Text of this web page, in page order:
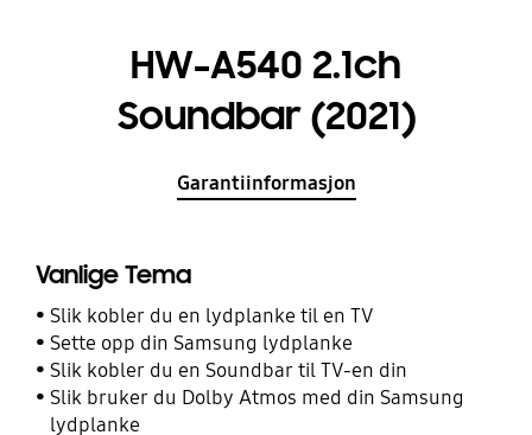
HW-A540 2.1ch
Soundbar (2021)
Garantiinformasjon
Vanlige Tema
Slik kobler du en lydplanke til en TV
Sette opp din Samsung lydplanke
Slik kobler du en Soundbar til TV-en din
Slik bruker du Dolby Atmos med din Samsung
lydplanke